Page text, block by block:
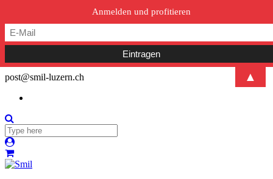
post@smil-luzern.ch
Anmelden und profitieren
▲